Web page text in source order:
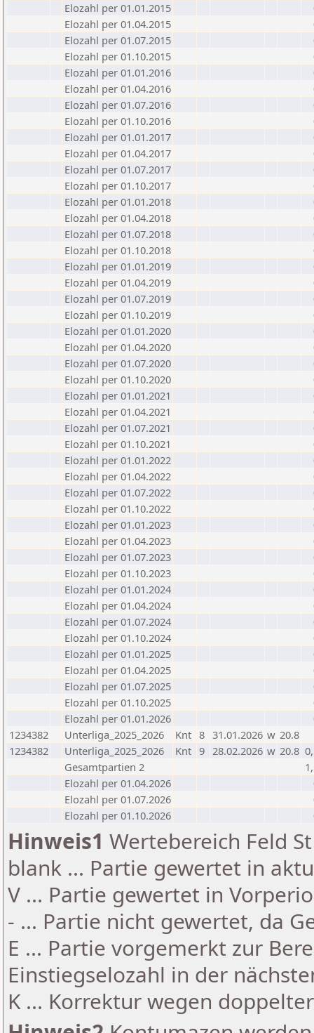
Elozahl per 01.01.2015
Elozahl per 01.04.2015
Elozahl per 01.07.2015
Elozahl per 01.10.2015
Elozahl per 01.01.2016
Elozahl per 01.04.2016
Elozahl per 01.07.2016
Elozahl per 01.10.2016
Elozahl per 01.01.2017
Elozahl per 01.04.2017
Elozahl per 01.07.2017
Elozahl per 01.10.2017
Elozahl per 01.01.2018
Elozahl per 01.04.2018
Elozahl per 01.07.2018
Elozahl per 01.10.2018
Elozahl per 01.01.2019
Elozahl per 01.04.2019
Elozahl per 01.07.2019
Elozahl per 01.10.2019
Elozahl per 01.01.2020
Elozahl per 01.04.2020
Elozahl per 01.07.2020
Elozahl per 01.10.2020
Elozahl per 01.01.2021
Elozahl per 01.04.2021
Elozahl per 01.07.2021
Elozahl per 01.10.2021
Elozahl per 01.01.2022
Elozahl per 01.04.2022
Elozahl per 01.07.2022
Elozahl per 01.10.2022
Elozahl per 01.01.2023
Elozahl per 01.04.2023
Elozahl per 01.07.2023
Elozahl per 01.10.2023
Elozahl per 01.01.2024
Elozahl per 01.04.2024
Elozahl per 01.07.2024
Elozahl per 01.10.2024
Elozahl per 01.01.2025
Elozahl per 01.04.2025
Elozahl per 01.07.2025
Elozahl per 01.10.2025
Elozahl per 01.01.2026
1234382
Unterliga_2025_2026 Knt 8 31.01.2026 w 20.8
1234382
Unterliga_2025_2026 Knt 9 28.02.2026 w 20.8
Gesamtpartien 2
Elozahl per 01.04.2026
Elozahl per 01.07.2026
Elozahl per 01.10.2026
Hinweis1 Wertebereich Feld
blank ... Partie gewertet in
V ... Partie gewertet in
- ... Partie nicht gewertet, da
E ... Partie vorgemerkt zur
Einstiegselozahl in der
K ... Korrektur wegen